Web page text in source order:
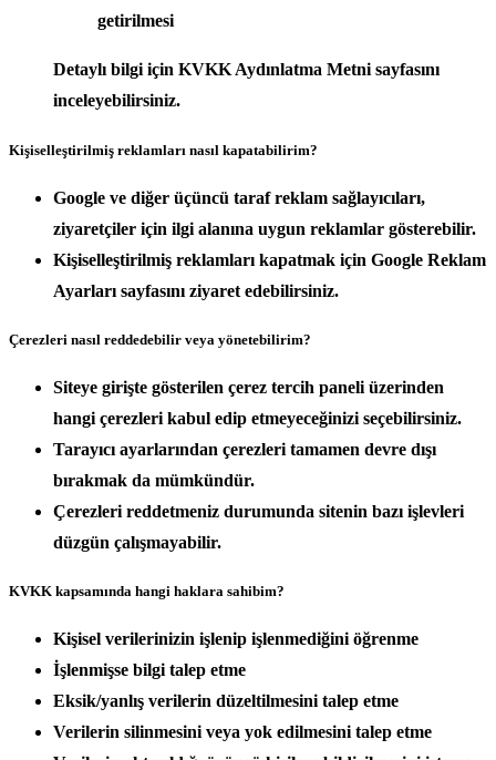
getirilmesi
Detaylı bilgi için KVKK Aydınlatma Metni sayfasını
inceleyebilirsiniz.
Kişiselleştirilmiş reklamları nasıl kapatabilirim?
Google ve diğer üçüncü taraf reklam sağlayıcıları,
ziyaretçiler için ilgi alanına uygun reklamlar gösterebilir.
Kişiselleştirilmiş reklamları kapatmak için Google Reklam
Ayarları sayfasını ziyaret edebilirsiniz.
Çerezleri nasıl reddedebilir veya yönetebilirim?
Siteye girişte gösterilen çerez tercih paneli üzerinden
hangi çerezleri kabul edip etmeyeceğinizi seçebilirsiniz.
Tarayıcı ayarlarından çerezleri tamamen devre dışı
bırakmak da mümkündür.
Çerezleri reddetmeniz durumunda sitenin bazı işlevleri
düzgün çalışmayabilir.
KVKK kapsamında hangi haklara sahibim?
Kişisel verilerinizin işlenip işlenmediğini öğrenme
İşlenmişse bilgi talep etme
Eksik/yanlış verilerin düzeltilmesini talep etme
Verilerin silinmesini veya yok edilmesini talep etme